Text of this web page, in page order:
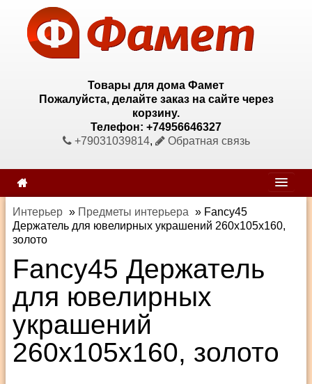
Товары для дома Фамет
Пожалуйста, делайте заказ на сайте через
корзину.
Телефон: +74956646327
+79031039814, Обратная связь
Интерьер » Предметы интерьера » Fancy45
Держатель для ювелирных украшений 260х105х160,
золото
Fancy45 Держатель
для ювелирных
украшений
260х105х160, золото